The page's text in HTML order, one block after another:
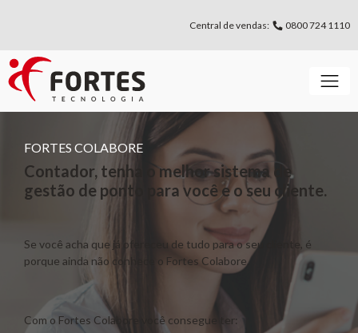
Central de vendas: 0800 724 1110
FORTES COLABORE
Contador, tenha o melhor sistema de
gestão de ponto para você e o seu cliente.
Se você acha que já ofereceu de tudo para o seu cliente, é
porque ainda não conhece o Fortes Colabore.
Com o Fortes Colabore você consegue ter: